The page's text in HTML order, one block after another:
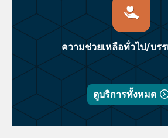
ความช่วยเหลือทั่วไป/บร
ดูบริการทั้งหมด